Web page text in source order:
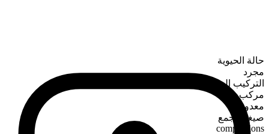
حالة الحيوية
مجرد
التركيب الصرفي
مركب
معدود
صيغة الجمع
competitions